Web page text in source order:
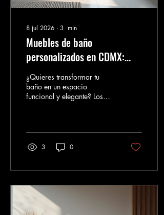
8 jul 2026 ∙ 3 min
Muebles de baño
personalizados en CDMX:
Guía completa
¿Quieres transformar tu
baño en un espacio
funcional y elegante? Los
permiten aprovechar cada
centímetro y reflejar tu estilo
único. En esta guía,
necesitas saber para elegir
y diseñar muebles a medida
en la Ciudad de México.
¡Vamos a empezar! ¿Por
qué elegir muebles de baño
3 0